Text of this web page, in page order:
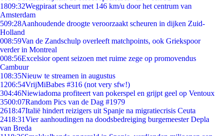
1809:32Wegpiraat scheurt met 146 km/u door het centrum van
Amsterdam
509:28Aanhoudende droogte veroorzaakt scheuren in dijken Zuid-
Holland
008:59Van de Zandschulp overleeft matchpoints, ook Griekspoor
verder in Montreal
008:56Excelsior opent seizoen met ruime zege op promovendus
Cambuur
108:35Nieuw te streamen in augustus
1206:54VrijMiBabes #316 (not very sfw!)
304:46Niewiadoma profiteert van pokerspel en grijpt geel op Ventoux
3500:07Random Pics van de Dag #1979
2618:47Italië hindert reizigers uit Spanje na migratiecrisis Ceuta
2418:31Vier aanhoudingen na doodsbedreiging burgemeester Depla
van Breda